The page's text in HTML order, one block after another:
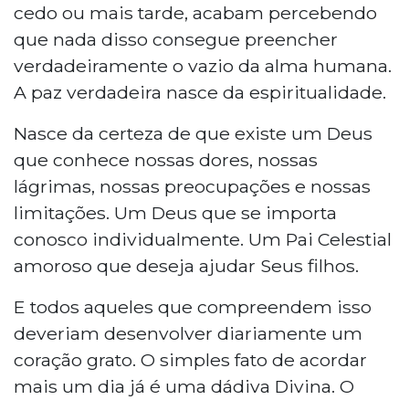
cedo ou mais tarde, acabam percebendo
que nada disso consegue preencher
verdadeiramente o vazio da alma humana.
A paz verdadeira nasce da espiritualidade.
Nasce da certeza de que existe um Deus
que conhece nossas dores, nossas
lágrimas, nossas preocupações e nossas
limitações. Um Deus que se importa
conosco individualmente. Um Pai Celestial
amoroso que deseja ajudar Seus filhos.
E todos aqueles que compreendem isso
deveriam desenvolver diariamente um
coração grato. O simples fato de acordar
mais um dia já é uma dádiva Divina. O